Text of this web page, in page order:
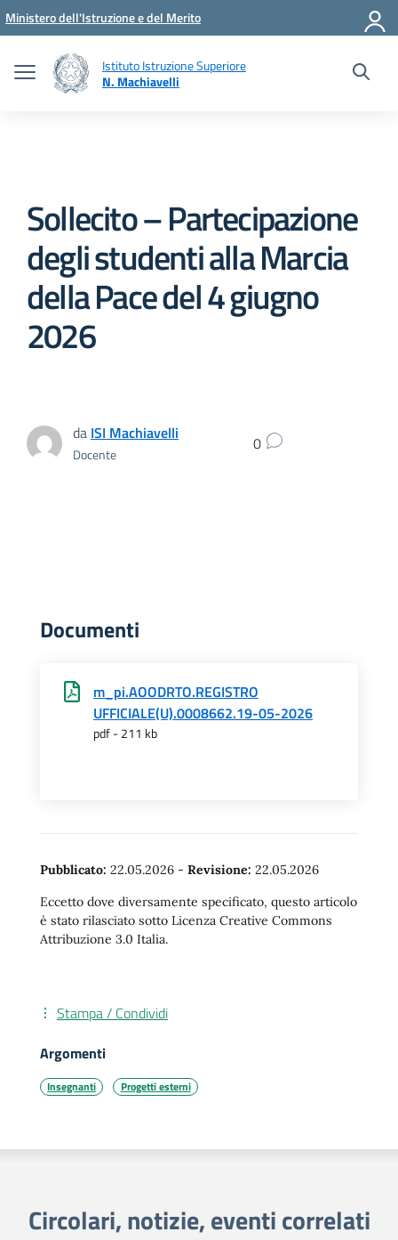
Vai ai contenuti
Vai al menu di navigazione
Vai al footer
Ministero dell'Istruzione e del Merito
Istituto Istruzione Superiore
N. Machiavelli
Sollecito – Partecipazione
degli studenti alla Marcia
della Pace del 4 giugno
2026
da ISI Machiavelli
Docente 0
Documenti
m_pi.AOODRTO.REGISTRO
UFFICIALE(U).0008662.19-05-2026
pdf - 211 kb
Pubblicato: 22.05.2026 - Revisione: 22.05.2026
Eccetto dove diversamente specificato, questo articolo
è stato rilasciato sotto Licenza Creative Commons
Attribuzione 3.0 Italia.
Stampa / Condividi
Argomenti
Insegnanti Progetti esterni
Circolari, notizie, eventi correlati